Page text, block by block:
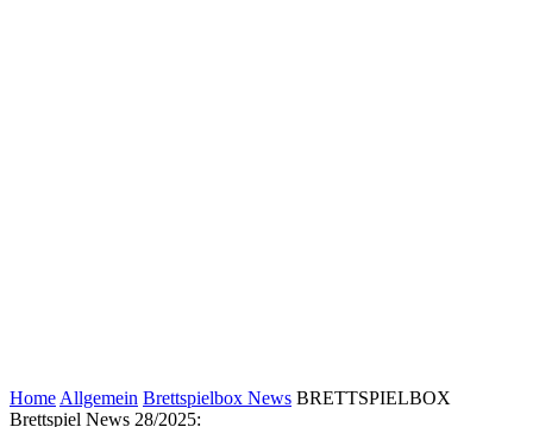
Home Allgemein Brettspielbox News BRETTSPIELBOX
Brettspiel News 28/2025: